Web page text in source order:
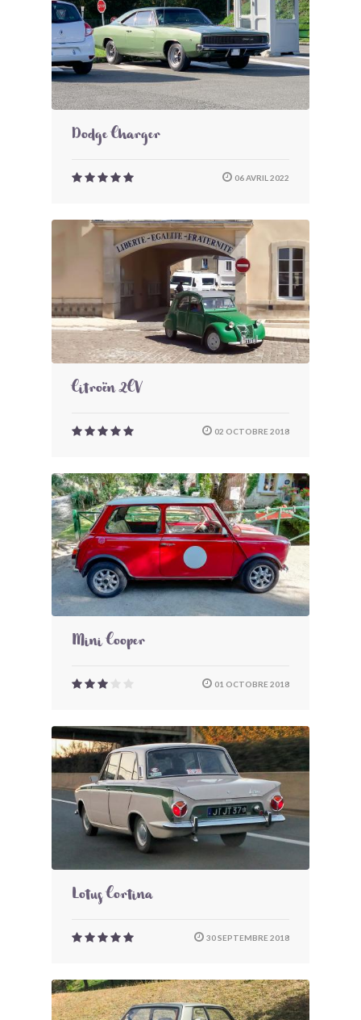
Dodge Charger
06 AVRIL 2022
Citroën 2CV
02 OCTOBRE 2018
Mini Cooper
01 OCTOBRE 2018
Lotus Cortina
30 SEPTEMBRE 2018